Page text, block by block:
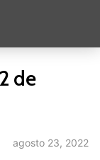
de
agosto 23, 2022